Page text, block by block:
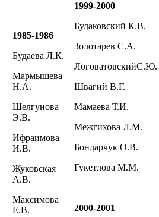
1985-1986
Будаева Л.К.
Мармышева
Н.А.
Шелгунова
Э.В.
Ифраимова
И.В.
Жуковская
А.В.
Максимова
Е.В.
1999-2000
Будаковский К.В.
Золотарев С.А.
ЛоговатовскийС.Ю.
Швагий В.Г.
Мамаева Т.И.
Межгихова Л.М.
Бондарчук О.В.
Гукетлова М.М.
2000-2001